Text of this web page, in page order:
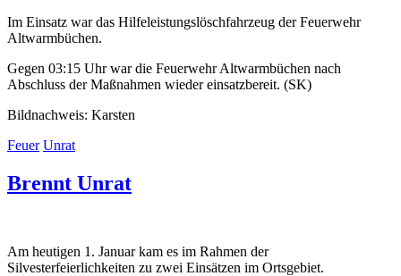
Im Einsatz war das Hilfeleistungslöschfahrzeug der Feuerwehr
Altwarmbüchen.
Gegen 03:15 Uhr war die Feuerwehr Altwarmbüchen nach
Abschluss der Maßnahmen wieder einsatzbereit. (SK)
Bildnachweis: Karsten
Feuer Unrat
Brennt Unrat
Am heutigen 1. Januar kam es im Rahmen der
Silvesterfeierlichkeiten zu zwei Einsätzen im Ortsgebiet.